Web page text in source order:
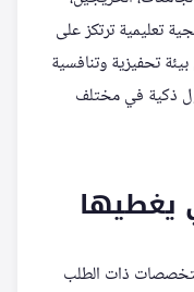
تعليمية ترتكز على
تحفيزية وتنافسية
ذكية في مختلف
يغطيها
ذات الطلب